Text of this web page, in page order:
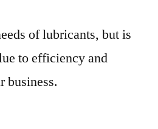
of lubricants, but is
to efficiency and
business.